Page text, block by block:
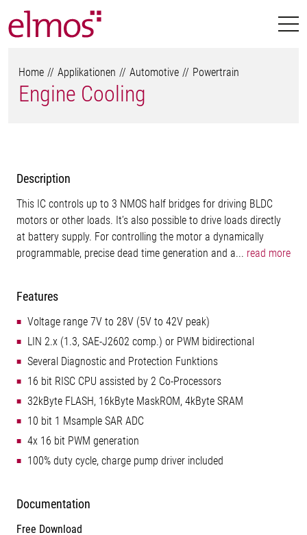
Home Applikationen Automotive Powertrain
Engine Cooling
Description
This IC controls up to 3 NMOS half bridges for driving BLDC
motors or other loads. It’s also possible to drive loads directly
at battery supply. For controlling the motor a dynamically
programmable, precise dead time generation and a... read more
Features
Voltage range 7V to 28V (5V to 42V peak)
LIN 2.x (1.3, SAE-J2602 comp.) or PWM bidirectional
Several Diagnostic and Protection Funktions
16 bit RISC CPU assisted by 2 Co-Processors
32kByte FLASH, 16kByte MaskROM, 4kByte SRAM
10 bit 1 Msample SAR ADC
4x 16 bit PWM generation
100% duty cycle, charge pump driver included
Documentation
Free Download